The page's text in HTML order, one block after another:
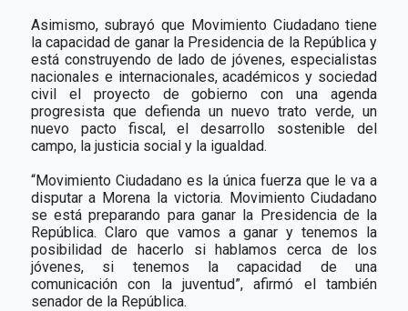
Asimismo, subrayó que Movimiento Ciudadano tiene
la capacidad de ganar la Presidencia de la República y
está construyendo de lado de jóvenes, especialistas
nacionales e internacionales, académicos y sociedad
civil el proyecto de gobierno con una agenda
progresista que defienda un nuevo trato verde, un
nuevo pacto fiscal, el desarrollo sostenible del
campo, la justicia social y la igualdad.
“Movimiento Ciudadano es la única fuerza que le va a
disputar a Morena la victoria. Movimiento Ciudadano
se está preparando para ganar la Presidencia de la
República. Claro que vamos a ganar y tenemos la
posibilidad de hacerlo si hablamos cerca de los
jóvenes, si tenemos la capacidad de una
comunicación con la juventud”, afirmó el también
senador de la República.